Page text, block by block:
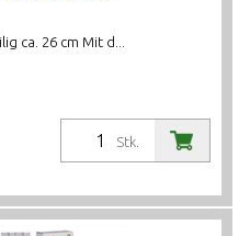
ca. 26 cm Mit d...
Stk.